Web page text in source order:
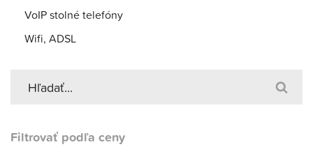
VoIP stolné telefóny
Wifi, ADSL
Filtrovať podľa ceny